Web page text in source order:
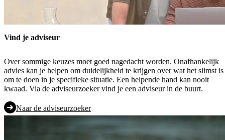
Vind je adviseur
Over sommige keuzes moet goed nagedacht worden. Onafhankelijk
advies kan je helpen om duidelijkheid te krijgen over wat het slimst is
om te doen in je specifieke situatie. Een helpende hand kan nooit
kwaad. Via de adviseurzoeker vind je een adviseur in de buurt.
Naar de adviseurzoeker